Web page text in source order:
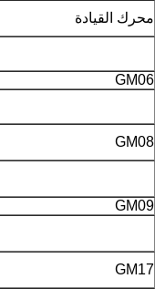
محرك القيادة
GM06
GM08
GM09
GM17